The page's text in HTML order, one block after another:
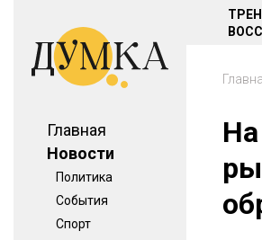
Главная
Новости
Политика
События
Спорт